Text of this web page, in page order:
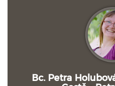
Bc. Petra